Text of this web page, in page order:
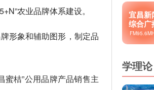
农业品牌体系建设。
形象和辅助图形，制定品
桔”公用品牌产品销售主
宜昌新
综合广
学理论